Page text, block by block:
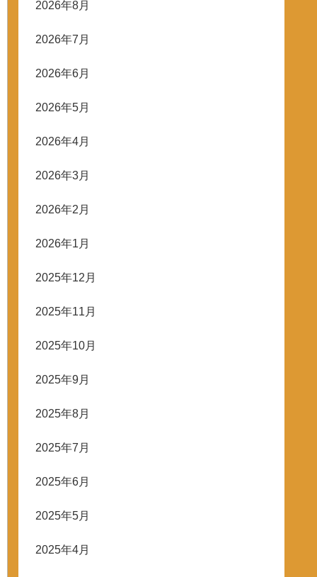
2026年8月
2026年7月
2026年6月
2026年5月
2026年4月
2026年3月
2026年2月
2026年1月
2025年12月
2025年11月
2025年10月
2025年9月
2025年8月
2025年7月
2025年6月
2025年5月
2025年4月